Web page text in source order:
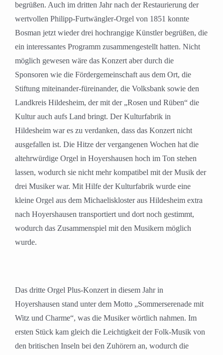
begrüßen. Auch im dritten Jahr nach der Restaurierung der
wertvollen Philipp-Furtwängler-Orgel von 1851 konnte
Bosman jetzt wieder drei hochrangige Künstler begrüßen, die
ein interessantes Programm zusammengestellt hatten. Nicht
möglich gewesen wäre das Konzert aber durch die
Sponsoren wie die Fördergemeinschaft aus dem Ort, die
Stiftung miteinander-füreinander, die Volksbank sowie den
Landkreis Hildesheim, der mit der „Rosen und Rüben“ die
Kultur auch aufs Land bringt. Der Kulturfabrik in
Hildesheim war es zu verdanken, dass das Konzert nicht
ausgefallen ist. Die Hitze der vergangenen Wochen hat die
altehrwürdige Orgel in Hoyershausen hoch im Ton stehen
lassen, wodurch sie nicht mehr kompatibel mit der Musik der
drei Musiker war. Mit Hilfe der Kulturfabrik wurde eine
kleine Orgel aus dem Michaeliskloster aus Hildesheim extra
nach Hoyershausen transportiert und dort noch gestimmt,
wodurch das Zusammenspiel mit den Musikern möglich
wurde.
Das dritte Orgel Plus-Konzert in diesem Jahr in
Hoyershausen stand unter dem Motto „Sommerserenade mit
Witz und Charme“, was die Musiker wörtlich nahmen. Im
ersten Stück kam gleich die Leichtigkeit der Folk-Musik von
den britischen Inseln bei den Zuhörern an, wodurch die